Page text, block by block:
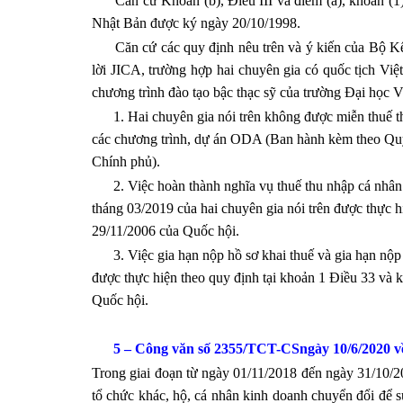
Nhật Bản được ký ngày 20/10/1998.
Căn cứ các quy định nêu trên và ý kiến của Bộ
lời JICA, trường hợp hai chuyên gia có quốc tịch
chương trình đào tạo bậc thạc sỹ của trường Đại học
1. Hai chuyên gia nói trên không được miễn thuế
các chương trình, dự án ODA (Ban hành kèm theo
Chính phủ).
2. Việc hoàn thành nghĩa vụ thuế thu nhập cá
tháng 03/2019 của hai chuyên gia nói trên được
29/11/2006 của Quốc hội.
3. Việc gia hạn nộp hồ sơ khai thuế và gia hạn nộp
được thực hiện theo quy định tại khoản 1 Điều 33 và
Quốc hội.
5 –Công văn số 2355/TCT-CSngày 10/6/2020
Trong giai đoạn từ ngày 01/11/2018 đến ngày 31/10/
tổ chức khác, hộ, cá nhân kinh doanh chuyển đổi